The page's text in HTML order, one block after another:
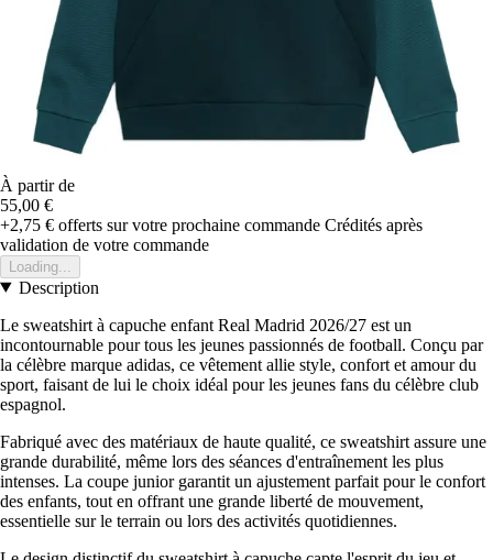
À partir de
55,00 €
+2,75 € offerts sur votre prochaine commande Crédités après
validation de votre commande
Loading...
Description
Le sweatshirt à capuche enfant Real Madrid 2026/27 est un
incontournable pour tous les jeunes passionnés de football. Conçu par
la célèbre marque adidas, ce vêtement allie style, confort et amour du
sport, faisant de lui le choix idéal pour les jeunes fans du célèbre club
espagnol.
Fabriqué avec des matériaux de haute qualité, ce sweatshirt assure une
grande durabilité, même lors des séances d'entraînement les plus
intenses. La coupe junior garantit un ajustement parfait pour le confort
des enfants, tout en offrant une grande liberté de mouvement,
essentielle sur le terrain ou lors des activités quotidiennes.